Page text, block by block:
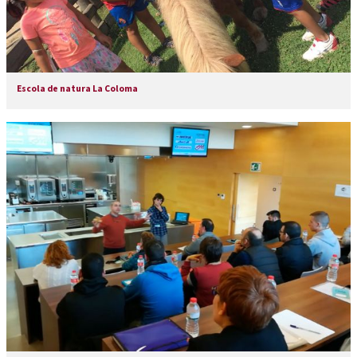
Escola de natura La Coloma